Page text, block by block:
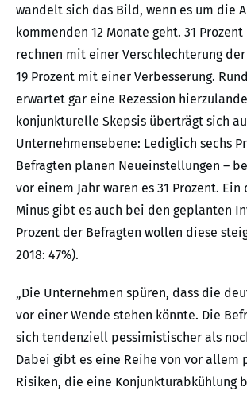
wandelt sich das Bild, wenn es um die
kommenden 12 Monate geht. 31
rechnen mit einer Verschlechterung
19 Prozent mit einer Verbesserung.
erwartet gar eine Rezession
konjunkturelle Skepsis überträgt sich
Unternehmensebene: Lediglich sechs
Befragten planen Neueinstellungen –
vor einem Jahr waren es 31 Prozent.
Minus gibt es auch bei den geplanten
Prozent der Befragten wollen diese
2018: 47%).
„Die Unternehmen spüren, dass die
vor einer Wende stehen könnte. Die
sich tendenziell pessimistischer als
Dabei gibt es eine Reihe von vor allem
Risiken, die eine Konjunkturabkühlung